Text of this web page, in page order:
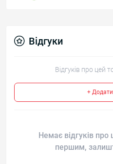
Відгуки
Відгуків про цей
+ Додати
Немає відгуків про
першим,